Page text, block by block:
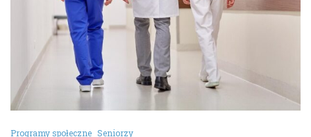
Programy społeczne Seniorzy